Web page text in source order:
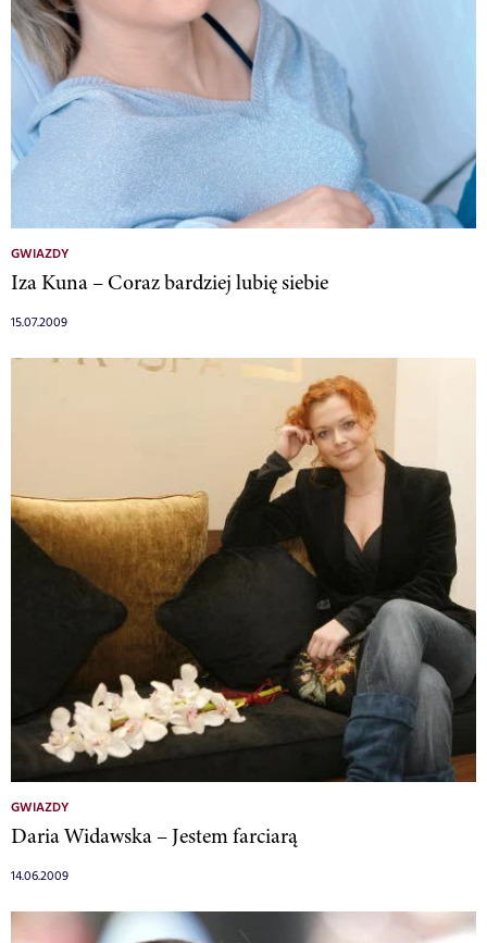
GWIAZDY
Iza Kuna – Coraz bardziej lubię siebie
15.07.2009
GWIAZDY
Daria Widawska – Jestem farciarą
14.06.2009